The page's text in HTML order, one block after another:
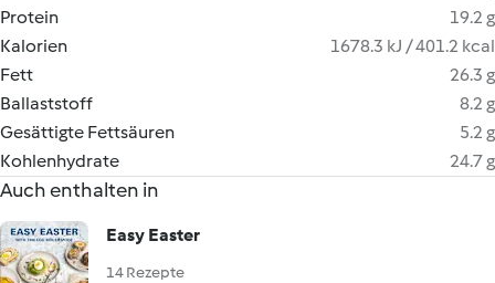
Protein
19.2 g
Kalorien
1678.3 kJ / 401.2 kcal
Fett
26.3 g
Ballaststoff
8.2 g
Gesättigte Fettsäuren
5.2 g
Kohlenhydrate
24.7 g
Auch enthalten in
Easy Easter
14 Rezepte